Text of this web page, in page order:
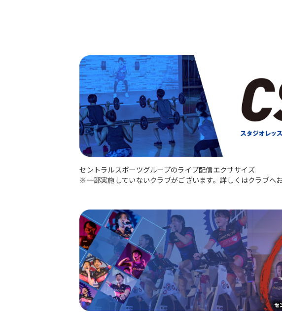
セントラルスポーツグループのライブ配信エクササイズ
※一部実施していないクラブがございます。詳しくはクラブへ